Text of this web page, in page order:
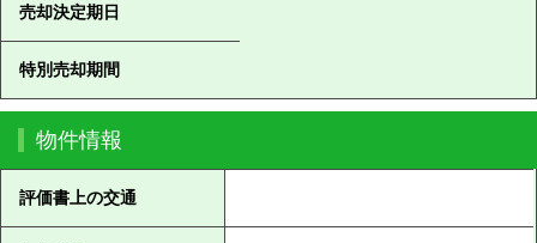
売却決定期日
特別売却期間
物件情報
評価書上の交通